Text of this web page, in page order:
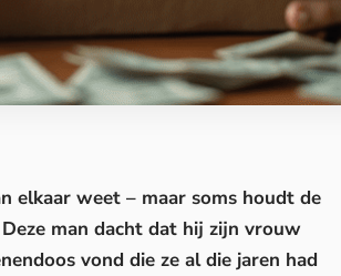
elkaar weet – maar soms houdt de
man dacht dat hij zijn vrouw
vond die ze al die jaren had